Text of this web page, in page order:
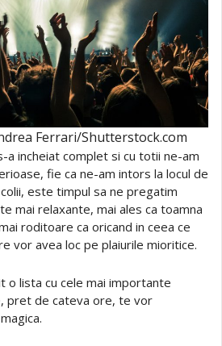
Ferrari/Shutterstock.com
a incheiat complet si cu totii ne-am
fie ca ne-am intors la locul de
este timpul sa ne pregatim
mai relaxante, mai ales ca toamna
roditoare ca oricand in ceea ce
vor avea loc pe plaiurile mioritice.
o lista cu cele mai importante
pret de cateva ore, te vor